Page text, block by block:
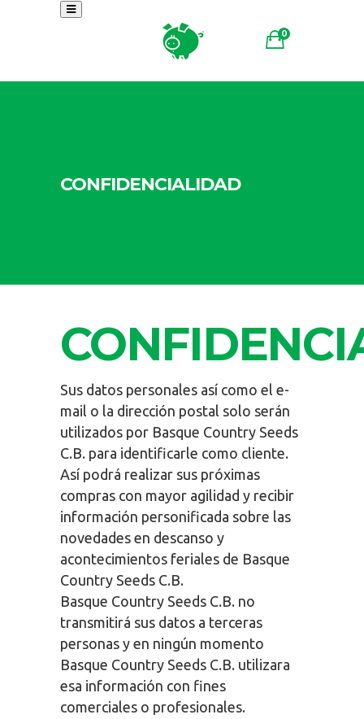
0
CONFIDENCIALIDAD
Sus datos personales así como el e-
mail o la dirección postal solo serán
utilizados por Basque Country Seeds
C.B. para identificarle como cliente.
Así podrá realizar sus próximas
compras con mayor agilidad y recibir
información personificada sobre las
novedades en descanso y
acontecimientos feriales de Basque
Country Seeds C.B.
Basque Country Seeds C.B. no
transmitirá sus datos a terceras
personas y en ningún momento
Basque Country Seeds C.B. utilizara
esa información con fines
comerciales o profesionales.